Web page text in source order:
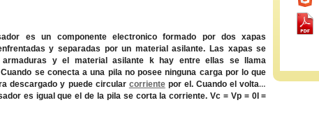
es un componente electronico formado por dos xapas
y separadas por un material asilante. Las xapas se
armaduras y el material asilante k hay entre ellas se llama
se conecta a una pila no posee ninguna carga por lo que
descargado y puede circular corrientepor el. Cuando el voltaje
es igual que el de la pila se corta la corriente. Vc = Vp = 0I =